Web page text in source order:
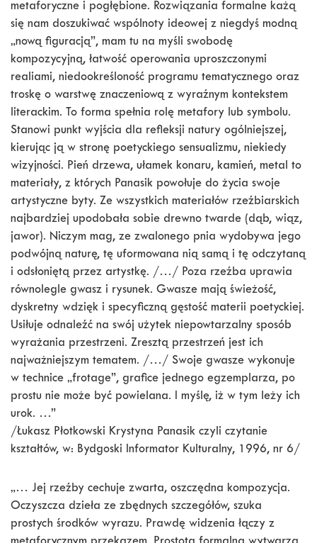
metaforyczne i pogłębione. Rozwiązania formalne każą
się nam doszukiwać wspólnoty ideowej z niegdyś modną
„nową figuracją”, mam tu na myśli swobodę
kompozycyjną, łatwość operowania uproszczonymi
realiami, niedookreśloność programu tematycznego oraz
troskę o warstwę znaczeniową z wyraźnym kontekstem
literackim. To forma spełnia rolę metafory lub symbolu.
Stanowi punkt wyjścia dla refleksji natury ogólniejszej,
kierując ją w stronę poetyckiego sensualizmu, niekiedy
wizyjności. Pień drzewa, ułamek konaru, kamień, metal to
materiały, z których Panasik powołuje do życia swoje
artystyczne byty. Ze wszystkich materiałów rzeźbiarskich
najbardziej upodobała sobie drewno twarde (dąb, wiąz,
jawor). Niczym mag, ze zwalonego pnia wydobywa jego
podwójną naturę, tę uformowana nią samą i tę odczytaną
i odsłoniętą przez artystkę. /…/ Poza rzeźba uprawia
równolegle gwasz i rysunek. Gwasze mają świeżość,
dyskretny wdzięk i specyficzną gęstość materii poetyckiej.
Usiłuje odnaleźć na swój użytek niepowtarzalny sposób
wyrażania przestrzeni. Zresztą przestrzeń jest ich
najważniejszym tematem. /…/ Swoje gwasze wykonuje
w technice „frotage”, grafice jednego egzemplarza, po
prostu nie może być powielana. I myślę, iż w tym leży ich
urok. …”
/Łukasz Płotkowski Krystyna Panasik czyli czytanie
kształtów, w: Bydgoski Informator Kulturalny, 1996, nr 6/
„… Jej rzeźby cechuje zwarta, oszczędna kompozycja.
Oczyszcza dzieła ze zbędnych szczegółów, szuka
prostych środków wyrazu. Prawdę widzenia łączy z